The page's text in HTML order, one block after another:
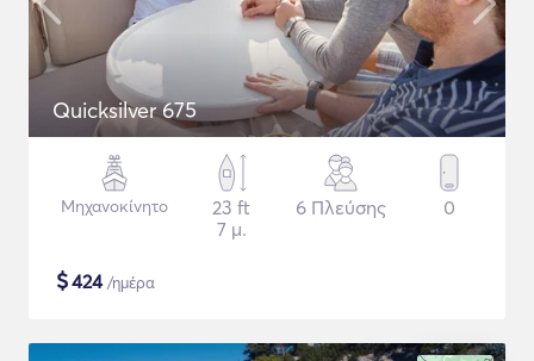
Quicksilver 675
Μηχανοκίνητο
23 ft
7 μ.
6 Πλεύσης 0
$424/ημέρα